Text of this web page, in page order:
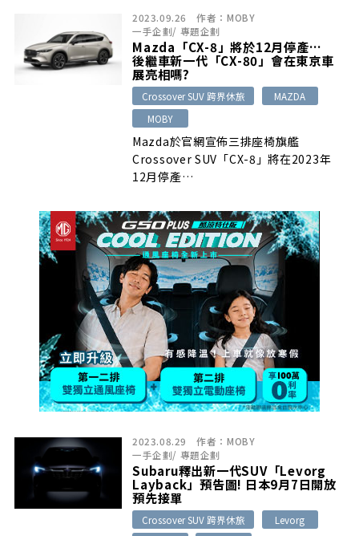
2023.09.26 作者： MOBY
一手企劃/ 專題企劃
Mazda「CX-8」將於12月停產…
後繼車新一代「CX-80」會在東京車
展亮相嗎?
Crossover SUV 跨界休旅
MAZDA
MOBY
Mazda於官網宣佈三排座椅旗艦
Crossover SUV「CX-8」將在2023年
12月停產…
2023.08.29 作者： MOBY
一手企劃/ 專題企劃
Subaru釋出新一代SUV「Levorg
Layback」預告圖! 日本9月7日開放
預先接單
Crossover SUV 跨界休旅
Levorg